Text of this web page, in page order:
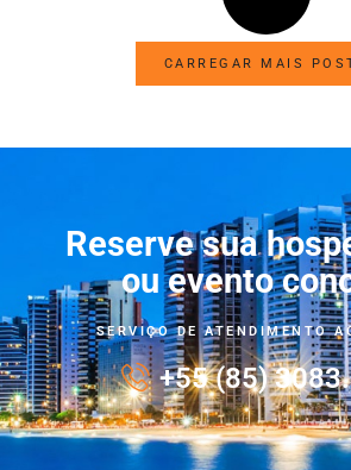
CARREGAR MAIS
Reserve sua
ou evento
SERVIÇO DE ATENDIMENTO
+55 (85)